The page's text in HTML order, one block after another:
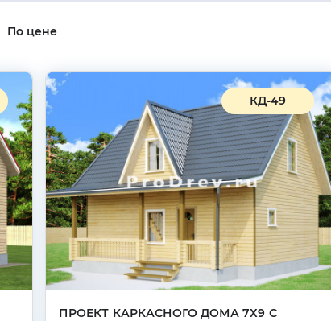
По цене
КД-49
ПРОЕКТ КАРКАСНОГО ДОМА 7Х9 С